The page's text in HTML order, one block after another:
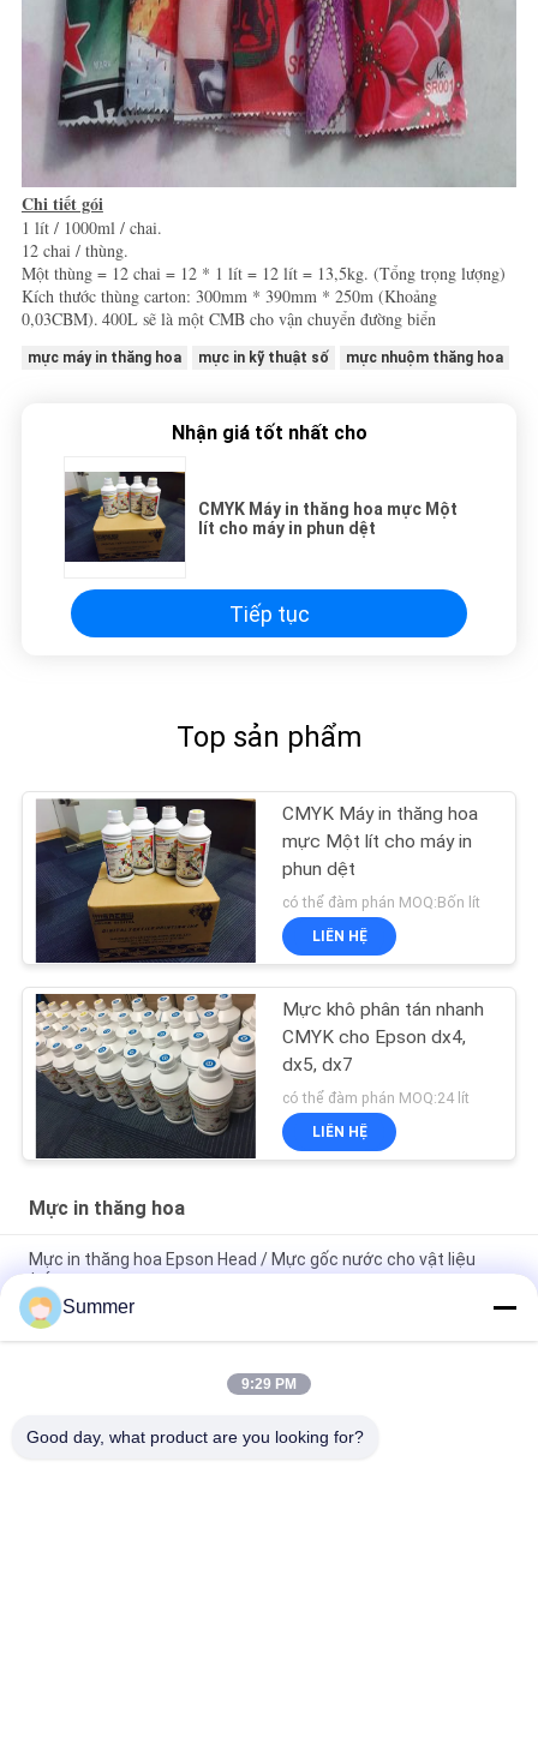
Chi tiết gói
1 lít / 1000ml / chai.
12 chai / thùng.
Một thùng = 12 chai = 12 * 1 lít = 12 lít = 13,5kg. (Tổng trọng lượng)
Kích thước thùng carton: 300mm * 390mm * 250m (Khoảng
0,03CBM). 400L sẽ là một CMB cho vận chuyển đường biển
mực máy in thăng hoa mực in kỹ thuật số mực nhuộm thăng hoa
Nhận giá tốt nhất cho
CMYK Máy in thăng hoa mực Một
lít cho máy in phun dệt
Tiếp tục
Top sản phẩm
CMYK Máy in thăng hoa
mực Một lít cho máy in
phun dệt
có thể đàm phán MOQ:Bốn lít
LIÊN HỆ
Mực khô phân tán nhanh
CMYK cho Epson dx4,
dx5, dx7
có thể đàm phán MOQ:24 lít
LIÊN HỆ
Mực in thăng hoa
Mực in thăng hoa Epson Head / Mực gốc nước cho vật liệu
tráng
Quảng cáo ngoài trời nhuộm mực thăng hoa cho đầu in Dx5 /
Dx7
Digital Waterbased Pigment Ink For Epson Print Head
Summer
9:29 PM
Good day, what product are you looking for?